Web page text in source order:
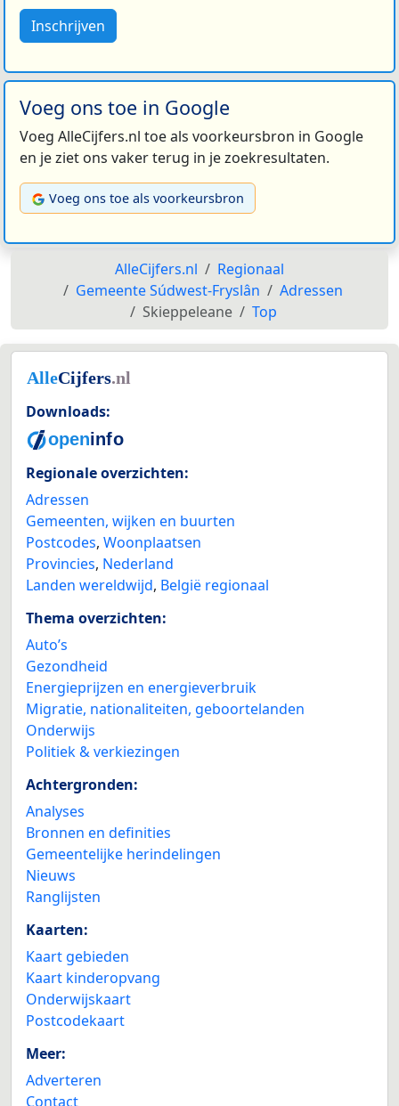
Inschrijven
Voeg ons toe in Google
Voeg AlleCijfers.nl toe als voorkeursbron in Google
en je ziet ons vaker terug in je zoekresultaten.
Voeg ons toe als voorkeursbron
AlleCijfers.nl
Regionaal
Gemeente Súdwest-Fryslân
Adressen
Skieppeleane
Top
Downloads:
Regionale overzichten:
Adressen
Gemeenten, wijken en buurten
Postcodes, Woonplaatsen
Provincies, Nederland
Landen wereldwijd, België regionaal
Thema overzichten:
Auto’s
Gezondheid
Energieprijzen en energieverbruik
Migratie, nationaliteiten, geboortelanden
Onderwijs
Politiek & verkiezingen
Achtergronden:
Analyses
Bronnen en definities
Gemeentelijke herindelingen
Nieuws
Ranglijsten
Kaarten:
Kaart gebieden
Kaart kinderopvang
Onderwijskaart
Postcodekaart
Meer:
Adverteren
Contact